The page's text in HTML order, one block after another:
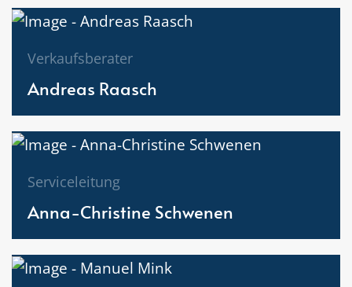
Verkaufsberater
Andreas Raasch
Serviceleitung
Anna-Christine Schwenen